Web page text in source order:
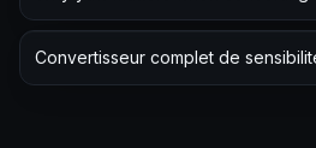
Convertisseur complet de